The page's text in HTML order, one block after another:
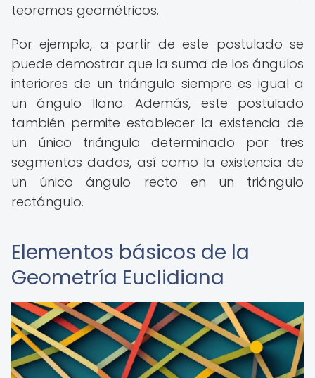
teoremas geométricos.
Por ejemplo, a partir de este postulado se
puede demostrar que la suma de los ángulos
interiores de un triángulo siempre es igual a
un ángulo llano. Además, este postulado
también permite establecer la existencia de
un único triángulo determinado por tres
segmentos dados, así como la existencia de
un único ángulo recto en un triángulo
rectángulo.
Elementos básicos de la
Geometría Euclidiana